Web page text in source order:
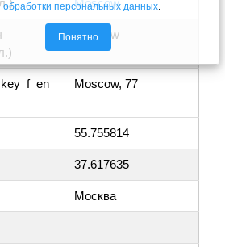
Moscow
Moscow
Moscow, 77
55.755814
37.617635
Москва
обработки персональных данных.
Понятно